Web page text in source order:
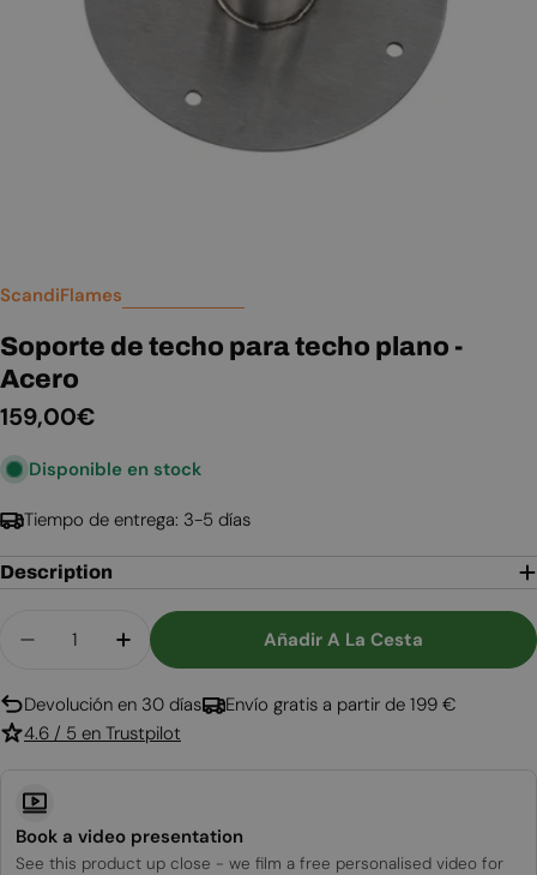
ScandiFlames
Soporte de techo para techo plano -
Acero
Precio
159,00€
Disponible en stock
Tiempo de entrega: 3-5 días
Description
Disminuir Cantidad Para Soporte De Techo
Aumentar Cantidad Para Soporte De
Añadir A La Cesta
Devolución en 30 días
Envío gratis a partir de 199 €
4.6 / 5 en Trustpilot
Book a video presentation
See this product up close - we film a free personalised video for